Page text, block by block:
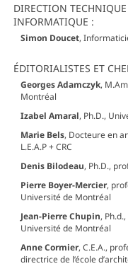
DIRECTION
INFORMATIQUE :
Simon Doucet,
ÉDITORIALISTES ET
Georges Adamczyk,
Montréal
Izabel Amaral, Ph.D.,
Marie Bels, Docteure en
L.E.A.P + CRC
Denis Bilodeau, Ph.D.,
Pierre Boyer-Mercier,
Université de Montréal
Jean-Pierre Chupin,
Université de Montréal
Anne Cormier, C.E.A.,
directrice de l’école